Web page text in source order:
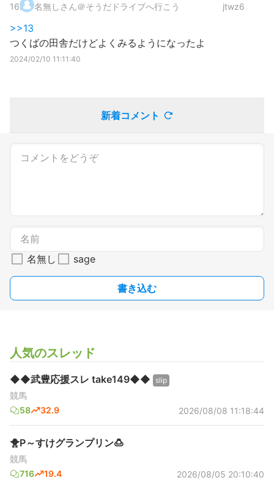
16. 名無しさん＠そうだドライブへ行こう jtwz6
>>13
つくばの田舎だけどよくみるようになったよ
2024/02/10 11:11:40
新着コメント
名無し sage
書き込む
人気のスレッド
◆◆武豊応援スレ take149◆◆ slip
競馬
58
32.9 2026/08/08 11:18:44
🐥P～すけグランプリン🍮
競馬
716
19.4 2026/08/05 20:10:40